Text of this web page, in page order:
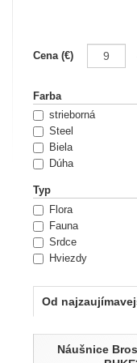
V ponuke značky
Jolie a Tring.
konkrétny šperk
Cena (€)
Farba
strieborná
Steel
Biela
Dúha
Červená
Čierna
Fialová
Ružová
Sv fialová
Tm modrá
Rose gold
Typ
Flora
Fauna
Srdce
Hviezdy
Ostatné
Analogové
Od
Produkty
Náušnice